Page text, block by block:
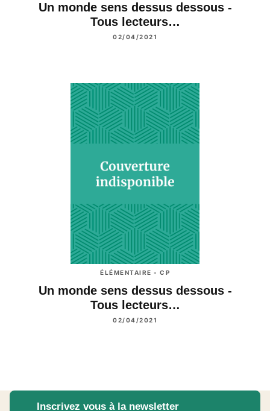
Un monde sens dessus dessous -
Tous lecteurs…
02/04/2021
ÉLÉMENTAIRE - CP
Un monde sens dessus dessous -
Tous lecteurs…
02/04/2021
Inscrivez vous à la newsletter